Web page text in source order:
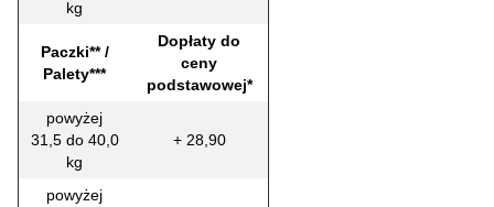
kg
Paczki** /
Palety***
Dopłaty do
ceny
podstawowej*
powyżej
31,5 do 40,0
kg
+ 28,90
powyżej